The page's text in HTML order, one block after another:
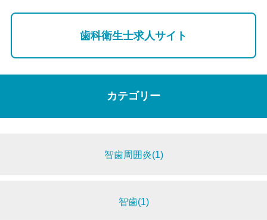
歯科衛生士求人サイト
カテゴリー
智歯周囲炎(1)
智歯(1)